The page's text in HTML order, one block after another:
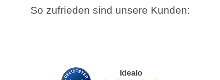
So zufrieden sind unsere Kunden:
Idealo